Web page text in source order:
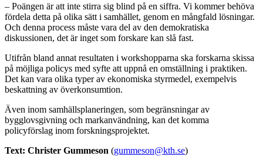
– Poängen är att inte stirra sig blind på en siffra. Vi kommer behöva
fördela detta på olika sätt i samhället, genom en mångfald lösningar.
Och denna process måste vara del av den demokratiska
diskussionen, det är inget som forskare kan slå fast.
Utifrån bland annat resultaten i workshopparna ska forskarna skissa
på möjliga policys med syfte att uppnå en omställning i praktiken.
Det kan vara olika typer av ekonomiska styrmedel, exempelvis
beskattning av överkonsumtion.
Även inom samhällsplaneringen, som begränsningar av
bygglovsgivning och markanvändning, kan det komma
policyförslag inom forskningsprojektet.
Text: Christer Gummeson (gummeson@kth.se)